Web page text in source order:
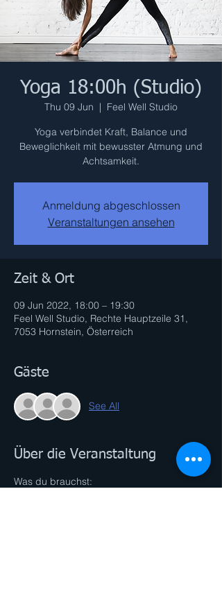
Yoga 18:00h (Studio)
Thu 09 Jun
  |
Feel Well Studio
Yoga verbindet Kraft, Balance und
Beweglichkeit mit bewusster Atmung und
Achtsamkeit.
Anmeldung abgeschlossen
Veranstaltungen ansehen
Zeit & Ort
09 Jun 2022, 18:00 – 19:30
Feel Well Studio, Rechte Hauptzeile 31,
7053 Hornstein, Österreich
Gäste
See All
Über die Veranstaltung
Was du brauchst: